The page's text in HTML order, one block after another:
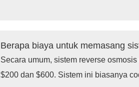
Secara umum, sistem reverse
$200 dan $600. Sistem ini biasanya